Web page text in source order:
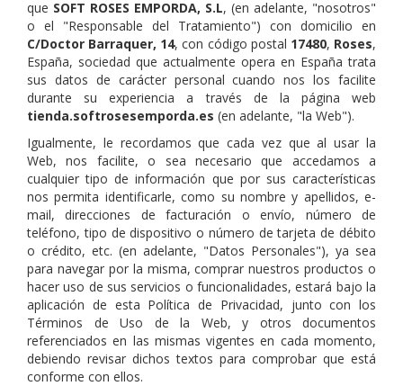
que SOFT ROSES EMPORDA, S.L, (en adelante, "nosotros"
o el "Responsable del Tratamiento") con domicilio en
C/Doctor Barraquer, 14, con código postal 17480, Roses,
España, sociedad que actualmente opera en España trata
sus datos de carácter personal cuando nos los facilite
durante su experiencia a través de la página web
tienda.softrosesemporda.es (en adelante, "la Web").
Igualmente, le recordamos que cada vez que al usar la
Web, nos facilite, o sea necesario que accedamos a
cualquier tipo de información que por sus características
nos permita identificarle, como su nombre y apellidos, e-
mail, direcciones de facturación o envío, número de
teléfono, tipo de dispositivo o número de tarjeta de débito
o crédito, etc. (en adelante, "Datos Personales"), ya sea
para navegar por la misma, comprar nuestros productos o
hacer uso de sus servicios o funcionalidades, estará bajo la
aplicación de esta Política de Privacidad, junto con los
Términos de Uso de la Web, y otros documentos
referenciados en las mismas vigentes en cada momento,
debiendo revisar dichos textos para comprobar que está
conforme con ellos.